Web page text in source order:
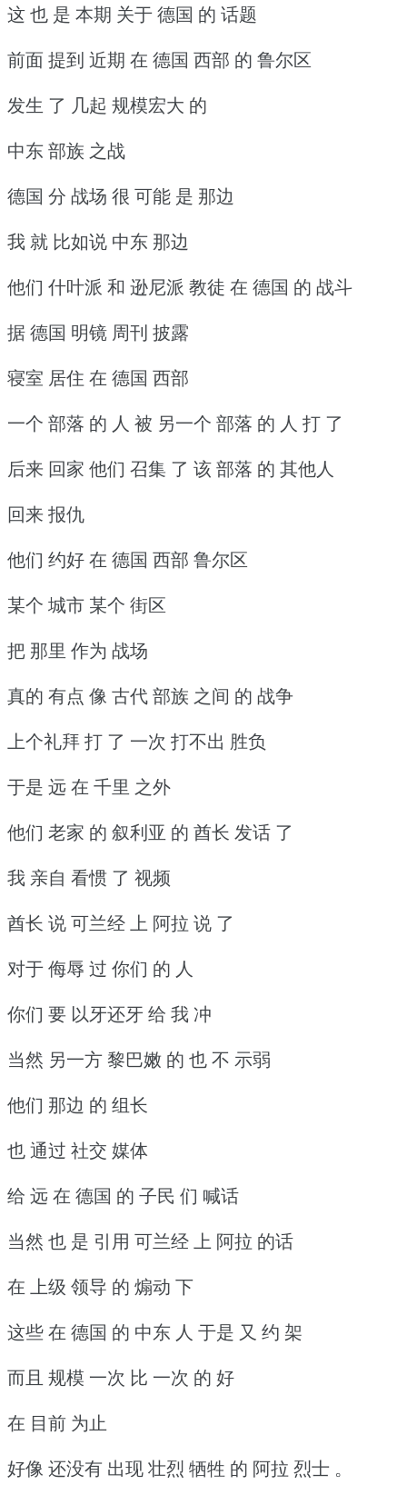
这 也 是 本期 关于 德国 的 话题
前面 提到 近期 在 德国 西部 的 鲁尔区
发生 了 几起 规模宏大 的
中东 部族 之战
德国 分 战场 很 可能 是 那边
我 就 比如说 中东 那边
他们 什叶派 和 逊尼派 教徒 在 德国 的 战斗
据 德国 明镜 周刊 披露
寝室 居住 在 德国 西部
一个 部落 的 人 被 另一个 部落 的 人 打 了
后来 回家 他们 召集 了 该 部落 的 其他人
回来 报仇
他们 约好 在 德国 西部 鲁尔区
某个 城市 某个 街区
把 那里 作为 战场
真的 有点 像 古代 部族 之间 的 战争
上个礼拜 打 了 一次 打不出 胜负
于是 远 在 千里 之外
他们 老家 的 叙利亚 的 酋长 发话 了
我 亲自 看惯 了 视频
酋长 说 可兰经 上 阿拉 说 了
对于 侮辱 过 你们 的 人
你们 要 以牙还牙 给 我 冲
当然 另一方 黎巴嫩 的 也 不 示弱
他们 那边 的 组长
也 通过 社交 媒体
给 远 在 德国 的 子民 们 喊话
当然 也 是 引用 可兰经 上 阿拉 的话
在 上级 领导 的 煽动 下
这些 在 德国 的 中东 人 于是 又 约 架
而且 规模 一次 比 一次 的 好
在 目前 为止
好像 还没有 出现 壮烈 牺牲 的 阿拉 烈士 。